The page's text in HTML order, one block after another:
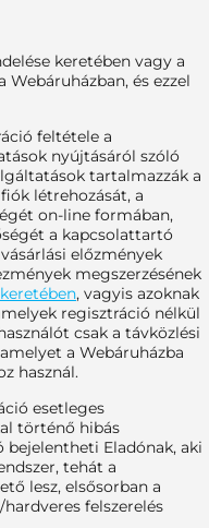
keretében vagy a
és ezzel
feltétele a
nyújtásáról szóló
tartalmazzák a
létrehozását, a
on-line formában,
a kapcsolattartó
előzmények
megszerzésének
, vagyis azoknak
regisztráció nélkül
csak a távközlési
a Webáruházba
használ.
esetleges
történő hibás
bejelentheti Eladónak, aki
tehát a
lesz, elsősorban a
felszerelés